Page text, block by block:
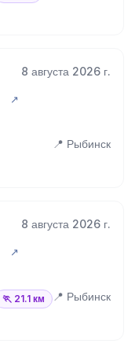
8 августа 2026 г.
📍 Рыбинск
8 августа 2026 г.
🏃 21.1 км 📍 Рыбинск